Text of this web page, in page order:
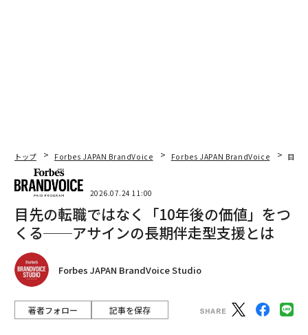
トップ Forbes JAPAN BrandVoice Forbes JAPAN BrandVoice 目先
2026.07.24 11:00
目先の転職ではなく「10年後の価値」をつ
くる──アサインの長期伴走型支援とは
Forbes JAPAN BrandVoice Studio
著者フォロー 記事を保存